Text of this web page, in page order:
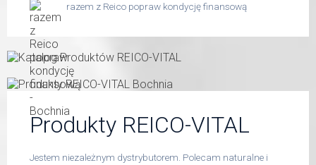
razem z Reico popraw kondycję finansową
Produkty REICO-VITAL
Jestem niezależnym dystrybutorem. Polecam naturalne i